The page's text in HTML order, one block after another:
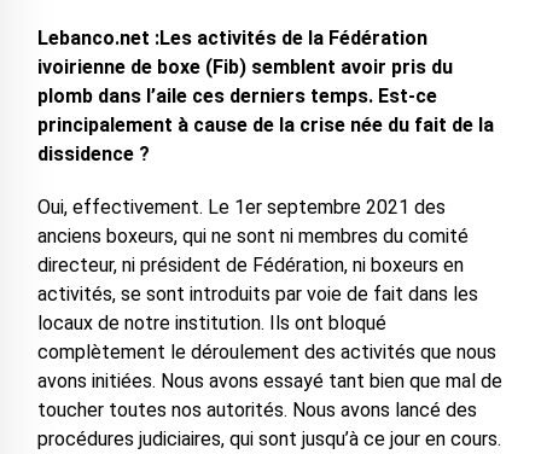
Lebanco.net :Les activités de la Fédération
ivoirienne de boxe (Fib) semblent avoir pris du
plomb dans l’aile ces derniers temps. Est-ce
principalement à cause de la crise née du fait de la
dissidence ?
Oui, effectivement. Le 1er septembre 2021 des
anciens boxeurs, qui ne sont ni membres du comité
directeur, ni président de Fédération, ni boxeurs en
activités, se sont introduits par voie de fait dans les
locaux de notre institution. Ils ont bloqué
complètement le déroulement des activités que nous
avons initiées. Nous avons essayé tant bien que mal de
toucher toutes nos autorités. Nous avons lancé des
procédures judiciaires, qui sont jusqu’à ce jour en cours.